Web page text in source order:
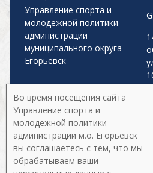
Управление спорта и
молодежной политики
администрации
муниципального округа
Егорьевск
Главная Афиша
Управление
Во время посещения сайта
Управление спорта и
молодежной политики
администрации м.о. Егорьевск
вы соглашаетесь с тем, что мы
обрабатываем ваши